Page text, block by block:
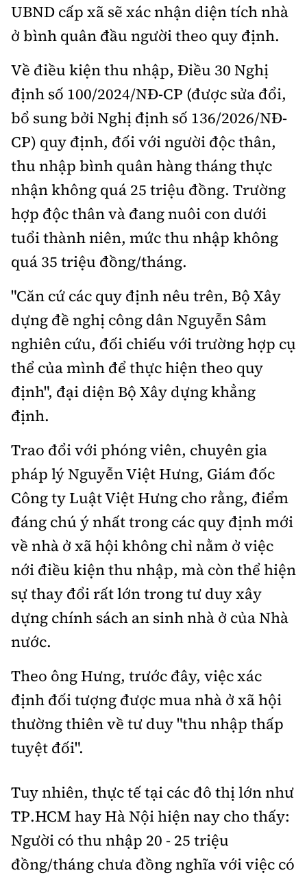
UBND cấp xã sẽ xác nhận diện tích nhà
ở bình quân đầu người theo quy định.
Về điều kiện thu nhập, Điều 30 Nghị
định số 100/2024/NĐ-CP (được sửa đổi,
bổ sung bởi Nghị định số 136/2026/NĐ-
CP) quy định, đối với người độc thân,
thu nhập bình quân hàng tháng thực
nhận không quá 25 triệu đồng. Trường
hợp độc thân và đang nuôi con dưới
tuổi thành niên, mức thu nhập không
quá 35 triệu đồng/tháng.
"Căn cứ các quy định nêu trên, Bộ Xây
dựng đề nghị công dân Nguyễn Sâm
nghiên cứu, đối chiếu với trường hợp cụ
thể của mình để thực hiện theo quy
định", đại diện Bộ Xây dựng khẳng
định.
Trao đổi với phóng viên, chuyên gia
pháp lý Nguyễn Việt Hưng, Giám đốc
Công ty Luật Việt Hưng cho rằng, điểm
đáng chú ý nhất trong các quy định mới
về nhà ở xã hội không chỉ nằm ở việc
nới điều kiện thu nhập, mà còn thể hiện
sự thay đổi rất lớn trong tư duy xây
dựng chính sách an sinh nhà ở của Nhà
nước.
Theo ông Hưng, trước đây, việc xác
định đối tượng được mua nhà ở xã hội
thường thiên về tư duy "thu nhập thấp
tuyệt đối".
Tuy nhiên, thực tế tại các đô thị lớn như
TP.HCM hay Hà Nội hiện nay cho thấy:
Người có thu nhập 20 - 25 triệu
đồng/tháng chưa đồng nghĩa với việc có